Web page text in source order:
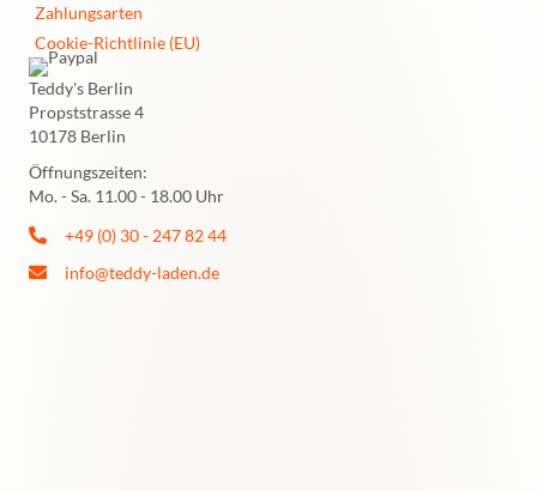
Zahlungsarten
Cookie-Richtlinie (EU)
Teddy's Berlin
Propststrasse 4
10178 Berlin
Öffnungszeiten:
Mo. - Sa. 11.00 - 18.00 Uhr
+49 (0) 30 - 247 82 44
info@teddy-laden.de